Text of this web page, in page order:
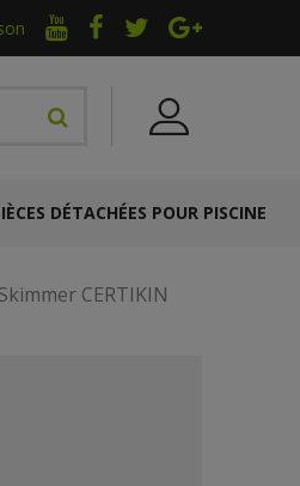
DÉTACHÉES POUR PISCINE
CERTIKIN